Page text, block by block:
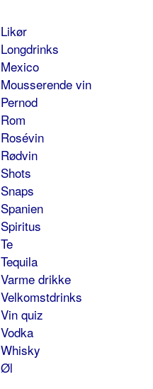
Likør
Longdrinks
Mexico
Mousserende vin
Pernod
Rom
Rosévin
Rødvin
Shots
Snaps
Spanien
Spiritus
Te
Tequila
Varme drikke
Velkomstdrinks
Vin quiz
Vodka
Whisky
Øl